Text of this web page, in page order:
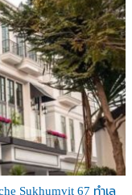
Sukhumvit 67 ทำเล